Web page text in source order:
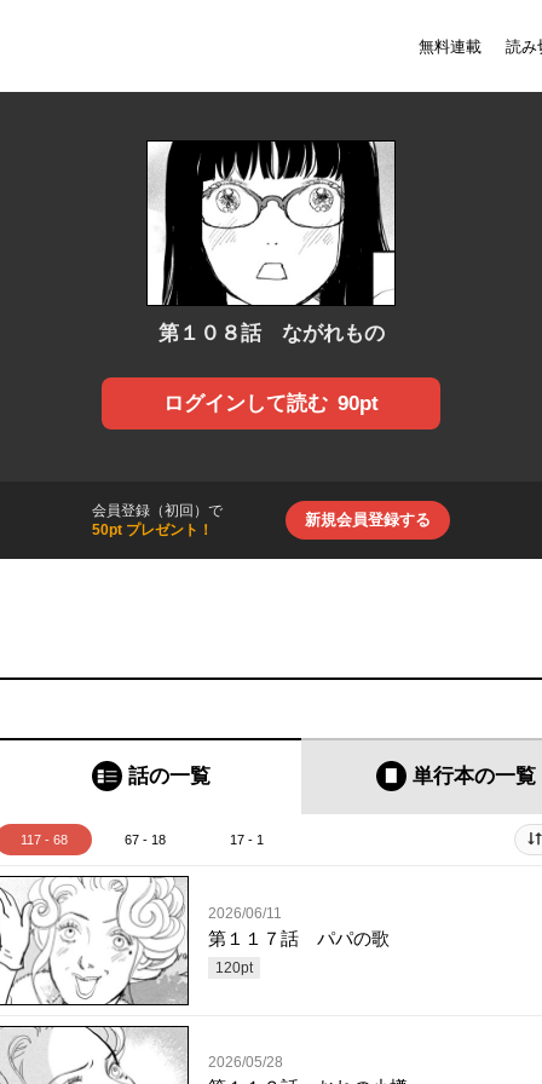
無料連載 読み
第１０８話 ながれもの
ログインして読む 90pt
会員登録（初回）で
50pt プレゼント！
新規会員登録する
話の一覧 単行本の一覧
117 - 68 67 - 18 17 - 1
2026/06/11
第１１７話 パパの歌
120pt
2026/05/28